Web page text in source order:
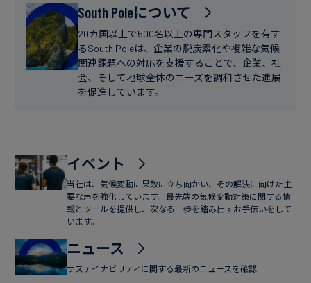
フ
ァ
イ
ナ
ン
ー
ス
South Poleについて
20カ国以上で500名以上の専門スタッフを有す
るSouth Poleは、企業の脱炭素化や複雑な気候
関連課題への対応を支援することで、企業、社
会、そして地球全体のニーズを調和させた進展
を促進しています。
イベント
当社は、気候変動に果敢に立ち向かい、その解決に向けた主
要な声を強化しています。最先端の気候変動対策に関する情
報とツールを提供し、次なる一歩を踏み出すお手伝いをして
います。
ニュース
サステイナビリティに関する最新のニュースを確認